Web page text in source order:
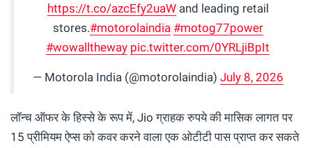
https://t.co/azcEfy2uaWand leading retail
stores.⁣#motorolaindia #motog77power
#wowalltheway pic.twitter.com/0YRLjiBpIt
— Motorola India (@motorolaindia) July 8, 2026
लॉन्च ऑफर के हिस्से के रूप में, Jio ग्राहक रुपये की मासिक लागत पर
15 प्रीमियम ऐप्स को कवर करने वाला एक ओटीटी पास प्राप्त कर सकते